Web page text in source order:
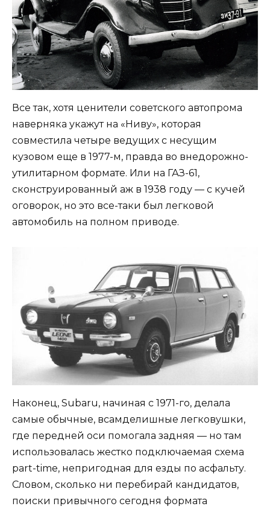
Все так, хотя ценители советского автопрома
наверняка укажут на «Ниву», которая
совместила четыре ведущих с несущим
кузовом еще в 1977-м, правда во внедорожно-
утилитарном формате. Или на ГАЗ-61,
сконструированный аж в 1938 году — с кучей
оговорок, но это все-таки был легковой
автомобиль на полном приводе.
Наконец, Subaru, начиная с 1971-го, делала
самые обычные, всамделишные легковушки,
где передней оси помогала задняя — но там
использовалась жестко подключаемая схема
part-time, непригодная для езды по асфальту.
Словом, сколько ни перебирай кандидатов,
поиски привычного сегодня формата